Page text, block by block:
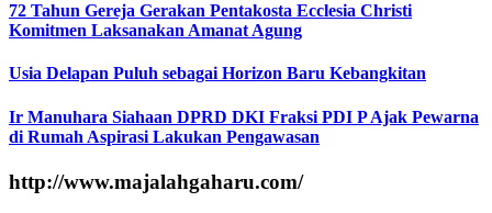
72 Tahun Gereja Gerakan Pentakosta Ecclesia Christi
Komitmen Laksanakan Amanat Agung
Usia Delapan Puluh sebagai Horizon Baru Kebangkitan
Ir Manuhara Siahaan DPRD DKI Fraksi PDI P Ajak Pewarna
di Rumah Aspirasi Lakukan Pengawasan
http://www.majalahgaharu.com/